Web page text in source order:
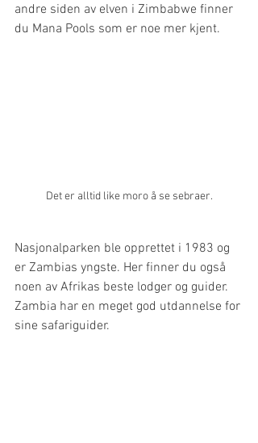
andre siden av elven i Zimbabwe finner
du Mana Pools som er noe mer kjent.
Det er alltid like moro å se sebraer.
Nasjonalparken ble opprettet i 1983 og
er Zambias yngste. Her finner du også
noen av Afrikas beste lodger og guider.
Zambia har en meget god utdannelse for
sine safariguider.